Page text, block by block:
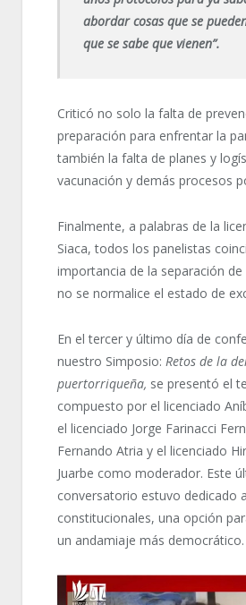
abordar cosas que se
que se sabe que vienen”.
Criticó no solo la falta de
preparación para enfrentar la
también la falta de planes y
vacunación y demás procesos
Finalmente, a palabras de la
Siaca, todos los panelistas
importancia de la separación
no se normalice el estado de
En el tercer y último día de
nuestro Simposio: Retos de la
puertorriqueña, se presentó el
compuesto por el licenciado
el licenciado Jorge Farinacci
Fernando Atria y el licenciado
Juarbe como moderador. Este
conversatorio estuvo dedicado
constitucionales, una opción
un andamiaje más democrático.